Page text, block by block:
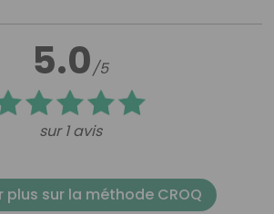
5.0/5
sur 1 avis
plus sur la méthode CROQ